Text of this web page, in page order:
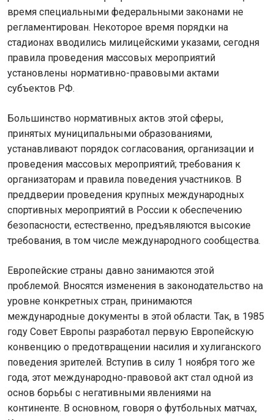
время специальными федеральными законами не
регламентирован. Некоторое время порядки на
стадионах вводились милицейскими указами, сегодня
правила проведения массовых мероприятий
установлены нормативно-правовыми актами
субъектов РФ.
Большинство нормативных актов этой сферы,
принятых муниципальными образованиями,
устанавливают порядок согласования, организации и
проведения массовых мероприятий; требования к
организаторам и правила поведения участников. В
преддверии проведения крупных международных
спортивных мероприятий в России к обеспечению
безопасности, естественно, предъявляются высокие
требования, в том числе международного сообщества.
Европейские страны давно занимаются этой
проблемой. Вносятся изменения в законодательство на
уровне конкретных стран, принимаются
международные документы в этой области. Так, в 1985
году Совет Европы разработал первую Европейскую
конвенцию о предотвращении насилия и хулиганского
поведения зрителей. Вступив в силу 1 ноября того же
года, этот международно-правовой акт стал одной из
основ борьбы с негативными явлениями на
континенте. В основном, говоря о футбольных матчах,